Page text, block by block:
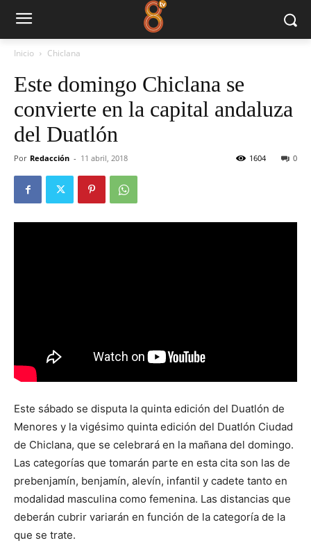
Inicio Chiclana
Este domingo Chiclana se
convierte en la capital andaluza
del Duatlón
Por Redacción - 11 abril, 2018 0
1604
Este sábado se disputa la quinta edición del Duatlón de
Menores y la vigésimo quinta edición del Duatlón Ciudad
de Chiclana, que se celebrará en la mañana del domingo.
Las categorías que tomarán parte en esta cita son las de
prebenjamín, benjamín, alevín, infantil y cadete tanto en
modalidad masculina como femenina. Las distancias que
deberán cubrir variarán en función de la categoría de la
que se trate.